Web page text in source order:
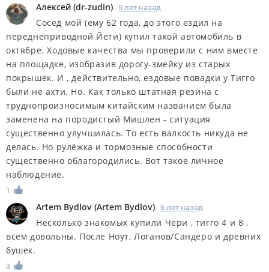
Алексей (dr-zudin) 5 лет назад
Сосед мой (ему 62 года, до этого ездил на
переднеприводной Йети) купил такой автомобиль в
октябре. Ходовые качества мы проверили с ним вместе
на площадке, изобразив дорогу-змейку из старых
покрышек. И , действительно, ездовые повадки у Тигго
были не ахти. Но. Как только штатная резина с
труднопроизносимым китайским названием была
заменена на породистый Мишлен - ситуация
существенно улучшилась. То есть валкость никуда не
делась. Но рулёжка и тормозные способности
существенно облагородились. Вот такое личное
наблюдение.
1
Artem Bydlov (Artem Bydlov) 6 лет назад
Несколько знакомых купили Чери , тигго 4 и 8 ,
всем довольны. После Ноут, Логанов/Сандеро и древних
бушек.
3